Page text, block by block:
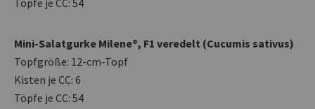
Töpfe je CC: 54
Mini-Salatgurke Milene®, F1 veredelt (Cucumis sativus)
Topfgröße: 12-cm-Topf
Kisten je CC: 6
Töpfe je CC: 54